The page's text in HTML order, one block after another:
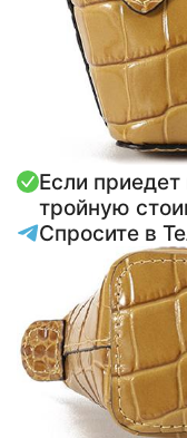
Если
тройную
Спросите в